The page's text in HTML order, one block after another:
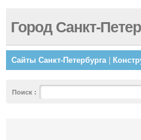
Город Санкт-
Сайты Санкт-Петербурга|
Поиск :